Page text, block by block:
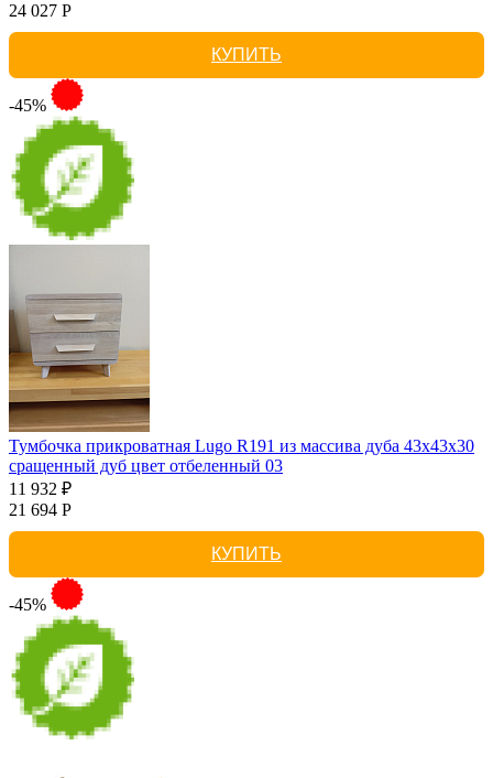
24 027 Р
КУПИТЬ
-45%
Тумбочка прикроватная Lugo R191 из массива дуба 43х43х30
сращенный дуб цвет отбеленный 03
11 932 ₽
21 694 Р
КУПИТЬ
-45%